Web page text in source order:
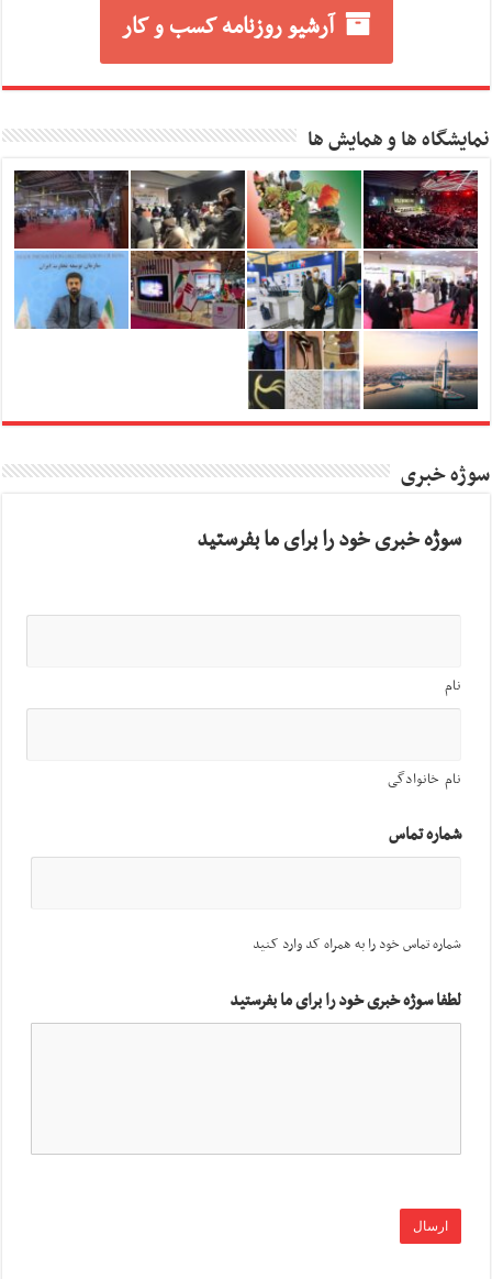
آرشیو روزنامه کسب و کار
نمایشگاه ها و همایش ها
سوژه خبری
سوژه خبری خود را برای ما بفرستید
نام
نام خانوادگی
شماره تماس
شماره تماس خود را به همراه کد وارد کنید
لطفا سوژه خبری خود را برای ما بفرستید